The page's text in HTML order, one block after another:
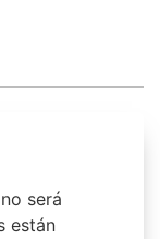
será
están